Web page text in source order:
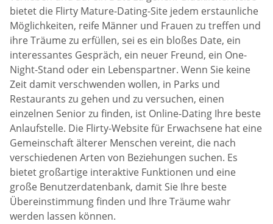
bietet die Flirty Mature-Dating-Site jedem erstaunliche
Möglichkeiten, reife Männer und Frauen zu treffen und
ihre Träume zu erfüllen, sei es ein bloßes Date, ein
interessantes Gespräch, ein neuer Freund, ein One-
Night-Stand oder ein Lebenspartner. Wenn Sie keine
Zeit damit verschwenden wollen, in Parks und
Restaurants zu gehen und zu versuchen, einen
einzelnen Senior zu finden, ist Online-Dating Ihre beste
Anlaufstelle. Die Flirty-Website für Erwachsene hat eine
Gemeinschaft älterer Menschen vereint, die nach
verschiedenen Arten von Beziehungen suchen. Es
bietet großartige interaktive Funktionen und eine
große Benutzerdatenbank, damit Sie Ihre beste
Übereinstimmung finden und Ihre Träume wahr
werden lassen können.